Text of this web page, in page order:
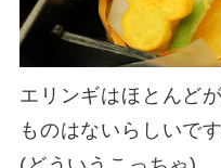
エリンギはほとんど
ものはないらしいで